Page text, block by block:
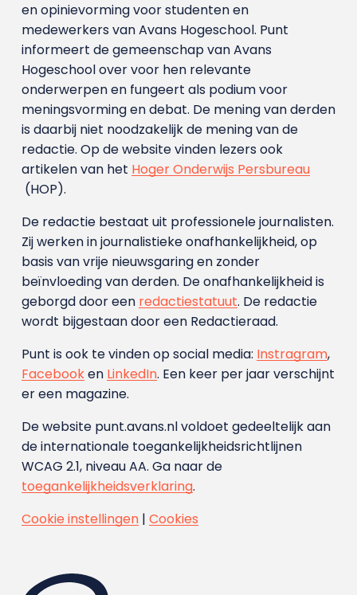
en opinievorming voor studenten en
medewerkers van Avans Hoge­school. Punt
informeert de gemeenschap van Avans
Hogeschool over voor hen relevante
onderwerpen en fungeert als podium voor
meningsvorming en debat. De mening van derden
is daarbij niet noodzakelijk de mening van de
redactie. Op de website vinden lezers ook
artikelen van het Hoger Onderwijs Persbureau
(HOP).
De redactie bestaat uit professionele journalisten.
Zij werken in journalistieke onafhankelijkheid, op
basis van vrije nieuwsgaring en zonder
beïnvloeding van derden. De onafhankelijkheid is
geborgd door een redactiestatuut. De redactie
wordt bijgestaan door een Redactieraad.
Punt is ook te vinden op social media: Instragram,
Facebooken LinkedIn. Een keer per jaar verschijnt
er een magazine.
De website punt.avans.nl voldoet gedeeltelijk aan
de internationale toegankelijkheidsrichtlijnen
WCAG 2.1, niveau AA. Ga naar de
toegankelijkheidsverklaring.
Cookie instellingen| Cookies